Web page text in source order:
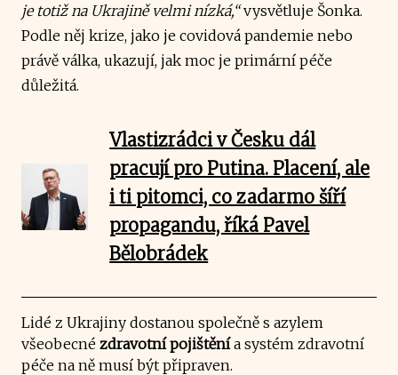
je totiž na Ukrajině velmi nízká,“vysvětluje Šonka.
Podle něj krize, jako je covidová pandemie nebo
právě válka, ukazují, jak moc je primární péče
důležitá.
Vlastizrádci v Česku dál
pracují pro Putina. Placení, ale
i ti pitomci, co zadarmo šíří
propagandu, říká Pavel
Bělobrádek
Lidé z Ukrajiny dostanou společně s azylem
všeobecné zdravotní pojištěnía systém zdravotní
péče na ně musí být připraven.